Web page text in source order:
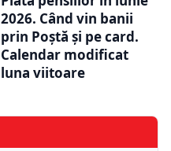
2026. Când vin banii
prin Poștă și pe card.
Calendar modificat
luna viitoare